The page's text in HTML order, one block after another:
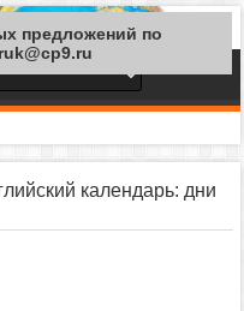
календарь: дни
предложений по